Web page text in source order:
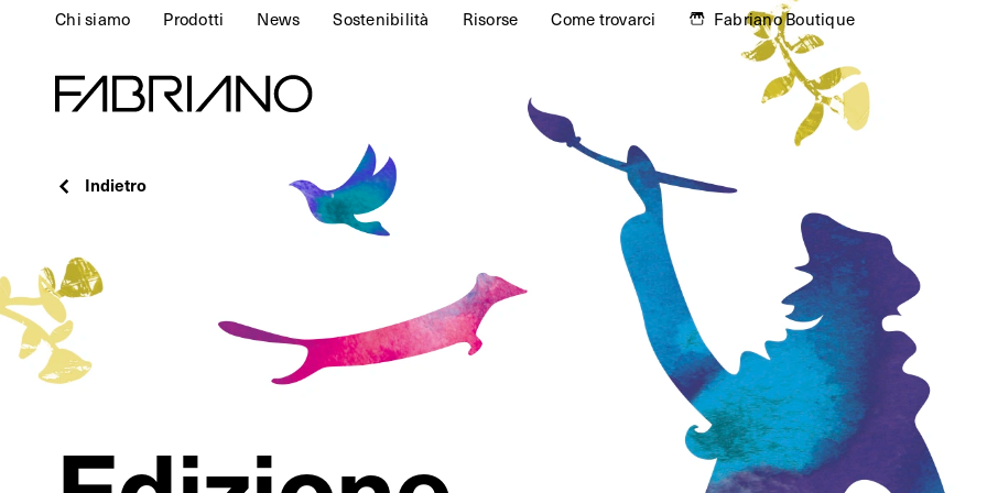
Chi siamo Prodotti News Sostenibilità Risorse Come trovarci Fabriano Boutique
Indietro